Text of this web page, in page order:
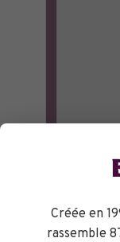
Créée en
rassemble